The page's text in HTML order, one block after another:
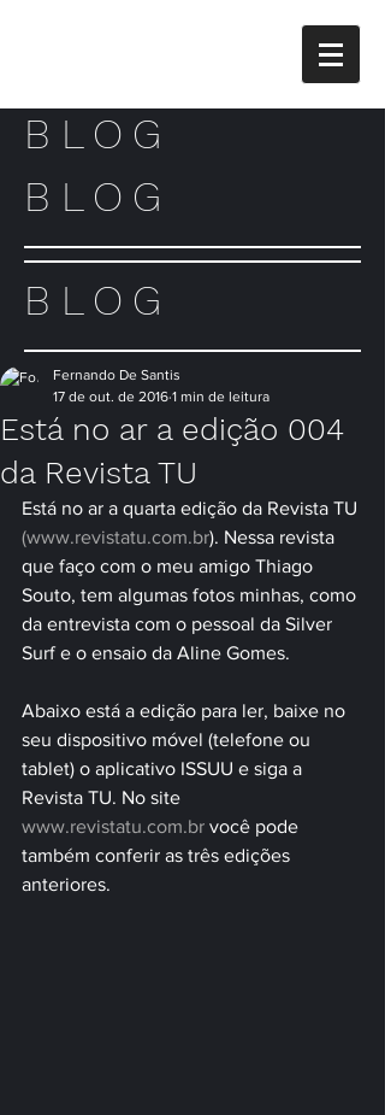
BLOG
BLOG
BLOG
Está no ar a edição 004
da Revista TU
Fernando De Santis
17 de out. de 2016 1 min de leitura
Está no ar a quarta edição da Revista TU
(www.revistatu.com.br). Nessa revista
que faço com o meu amigo Thiago
Souto, tem algumas fotos minhas, como
da entrevista com o pessoal da Silver
Surf e o ensaio da Aline Gomes.
Abaixo está a edição para ler, baixe no
seu dispositivo móvel (telefone ou
tablet) o aplicativo ISSUU e siga a
Revista TU. No site
www.revistatu.com.br você pode
também conferir as três edições
anteriores.